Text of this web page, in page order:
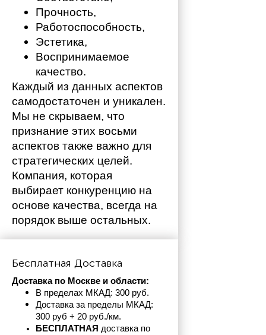
Прочность,
Работоспособность,
Эстетика,
Воспринимаемое
качество.
Каждый из данных аспектов
самодостаточен и уникален.
Мы не скрываем, что
признание этих восьми
аспектов также важно для
стратегических целей.
Компания, которая
выбирает конкуренцию на
основе качества, всегда на
порядок выше остальных.
Бесплатная Доставка
Доставка по Москве и области:
В пределах МКАД: 300 руб.
Доставка за пределы МКАД:
300 руб + 20 руб./км.
БЕСПЛАТНАЯ доставка по